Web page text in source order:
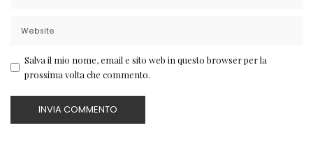
Salva il mio nome, email e sito web in questo browser per la
prossima volta che commento.